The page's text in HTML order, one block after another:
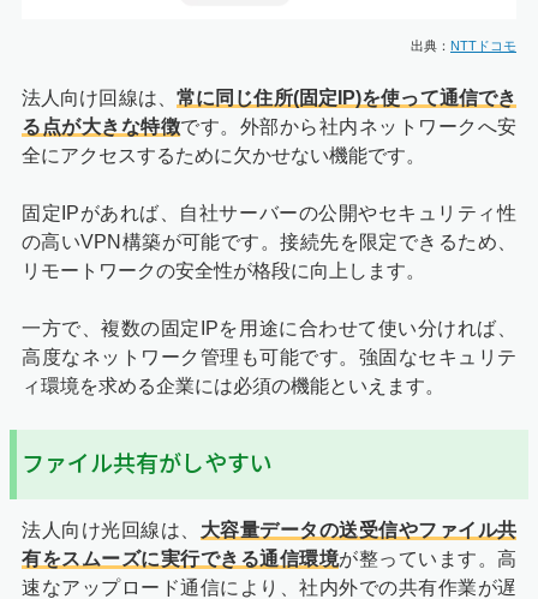
出典： NTTドコモ
法人向け回線は、 常に同じ住所(固定IP)を使って通信でき
る点が大きな特徴です。外部から社内ネットワークへ安
全にアクセスするために欠かせない機能です。
固定IPがあれば、自社サーバーの公開やセキュリティ性
の高いVPN構築が可能です。接続先を限定できるため、
リモートワークの安全性が格段に向上します。
一方で、複数の固定IPを用途に合わせて使い分ければ、
高度なネットワーク管理も可能です。強固なセキュリテ
ィ環境を求める企業には必須の機能といえます。
ファイル共有がしやすい
法人向け光回線は、 大容量データの送受信やファイル共
有をスムーズに実行できる通信環境が整っています。高
速なアップロード通信により、社内外での共有作業が遅